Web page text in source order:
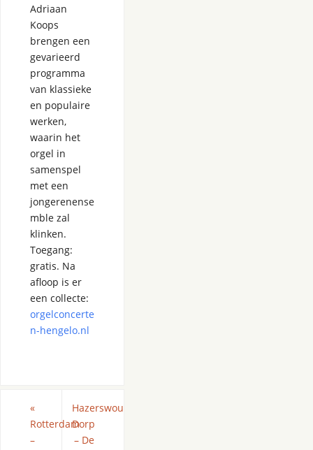
Adriaan
Koops
brengen een
gevarieerd
programma
van klassieke
en populaire
werken,
waarin het
orgel in
samenspel
met een
jongerenense
mble zal
klinken.
Toegang:
gratis. Na
afloop is er
een collecte:
orgelconcerte
n-hengelo.nl
«
Rotterdam
–
Hazerswoude-
Dorp
– De